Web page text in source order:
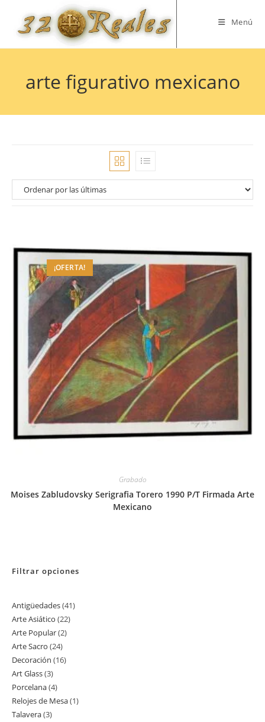
contenido
Menú
arte figurativo mexicano
¡OFERTA!
Grabado
Moises Zabludovsky Serigrafia Torero 1990 P/T Firmada Arte
Mexicano
Filtrar opciones
Antigüedades 4141
Arte Asiático 2222
Arte Popular 22
Arte Sacro 2424
productos
Decoración 1616
Art Glass 33
productos
Porcelana 44
productos
Relojes de Mesa 11
Talavera 33